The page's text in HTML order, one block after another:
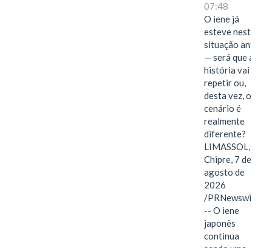
07:48
O iene já
esteve nesta
situação antes
— será que a
história vai se
repetir ou,
desta vez, o
cenário é
realmente
diferente?
LIMASSOL,
Chipre, 7 de
agosto de
2026
/PRNewswire/
-- O iene
japonês
continua